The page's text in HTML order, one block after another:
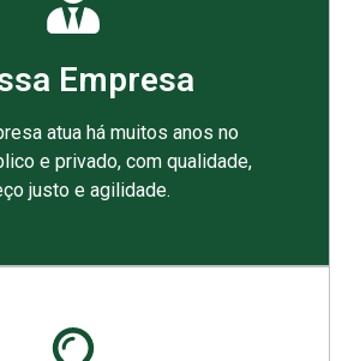
Empresa
atua há muitos anos no
e privado, com qualidade,
justo e agilidade.